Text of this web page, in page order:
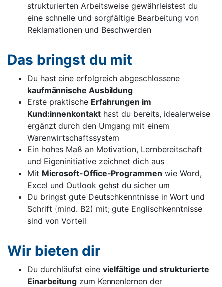
strukturierten Arbeitsweise gewährleistest du
eine schnelle und sorgfältige Bearbeitung von
Reklamationen und Beschwerden
Das bringst du mit
Du hast eine erfolgreich abgeschlossene
kaufmännische Ausbildung
Erste praktische Erfahrungen im
Kund:innenkontakt hast du bereits, idealerweise
ergänzt durch den Umgang mit einem
Warenwirtschaftssystem
Ein hohes Maß an Motivation, Lernbereitschaft
und Eigeninitiative zeichnet dich aus
Mit Microsoft-Office-Programmen wie Word,
Excel und Outlook gehst du sicher um
Du bringst gute Deutschkenntnisse in Wort und
Schrift (mind. B2) mit; gute Englischkenntnisse
sind von Vorteil
Wir bieten dir
Du durchläufst eine vielfältige und strukturierte
Einarbeitung zum Kennenlernen der